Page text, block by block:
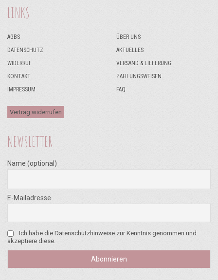
LINKS
AGBS
DATENSCHUTZ
WIDERRUF
KONTAKT
IMPRESSUM
ÜBER UNS
AKTUELLES
VERSAND & LIEFERUNG
ZAHLUNGSWEISEN
FAQ
Vertrag widerrufen
NEWSLETTER
Name (optional)
E-Mailadresse
Ich habe die Datenschutzhinweise zur Kenntnis genommen und
akzeptiere diese.